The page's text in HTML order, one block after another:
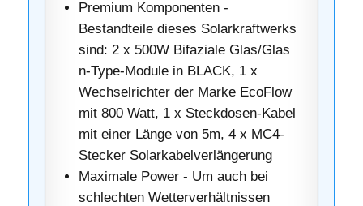
Premium Komponenten -
Bestandteile dieses Solarkraftwerks
sind: 2 x 500W Bifaziale Glas/Glas
n-Type-Module in BLACK, 1 x
Wechselrichter der Marke EcoFlow
mit 800 Watt, 1 x Steckdosen-Kabel
mit einer Länge von 5m, 4 x MC4-
Stecker Solarkabelverlängerung
Maximale Power - Um auch bei
schlechten Wetterverhältnissen